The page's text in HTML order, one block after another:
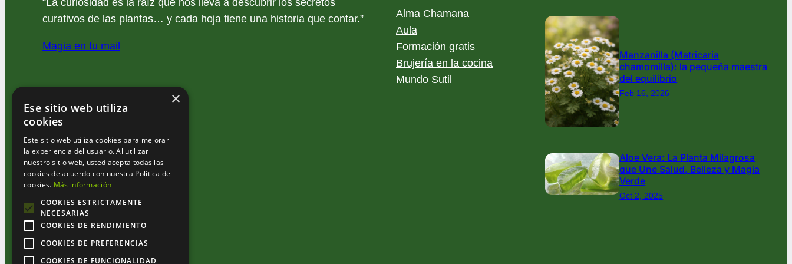
“La curiosidad es la raíz que nos lleva a descubrir los secretos
curativos de las plantas… y cada hoja tiene una historia que contar.”
Magia en tu mail
Alma Chamana
Aula
Formación gratis
Brujería en la cocina
Mundo Sutil
Manzanilla (Matricaria
chamomilla): la pequeña maestra
del equilibrio
Feb 16, 2026
Aloe Vera: La Planta Milagrosa
que Une Salud, Belleza y Magia
Verde
Oct 2, 2025
×
Ese sitio web utiliza
cookies
Este sitio web utiliza cookies para mejorar
la experiencia del usuario. Al utilizar
nuestro sitio web, usted acepta todas las
cookies de acuerdo con nuestra Política de
cookies. Más información
COOKIES ESTRICTAMENTE
NECESARIAS
COOKIES DE RENDIMIENTO
COOKIES DE PREFERENCIAS
COOKIES DE FUNCIONALIDAD